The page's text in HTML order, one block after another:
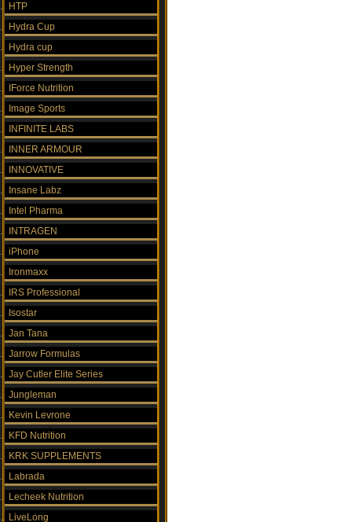
HTP
Hydra Cup
Hydra cup
Hyper Strength
IForce Nutrition
Image Sports
INFINITE LABS
INNER ARMOUR
INNOVATIVE
Insane Labz
Intel Pharma
INTRAGEN
iPhone
Ironmaxx
IRS Professional
Isostar
Jan Tana
Jarrow Formulas
Jay Cutler Elite Series
Jungleman
Kevin Levrone
KFD Nutrition
KRK SUPPLEMENTS
Labrada
Lecheek Nutrition
LiveLong